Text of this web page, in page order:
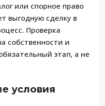
или спорное право
выгодную сделку в
Проверка
собственности и
этап, а не
условия